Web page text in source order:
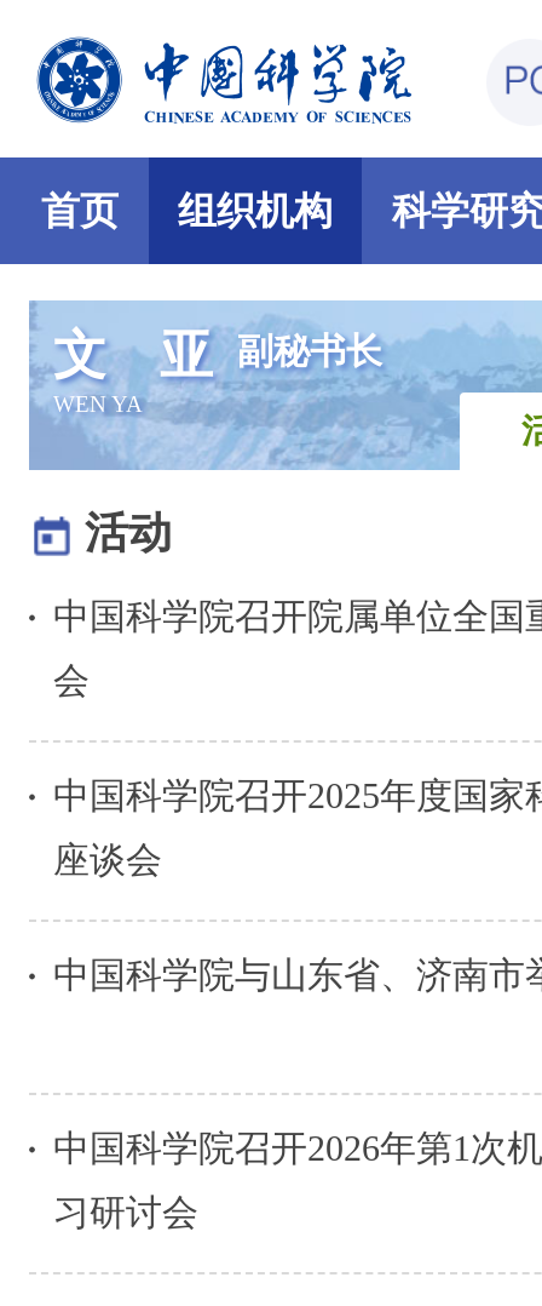
首页 组织机构 科学研
文 亚
WEN YA
副秘书长
活动
中国科学院召开院属单位全国
会
中国科学院召开2025年度国
座谈会
中国科学院与山东省、济南市
中国科学院召开2026年第1次
习研讨会